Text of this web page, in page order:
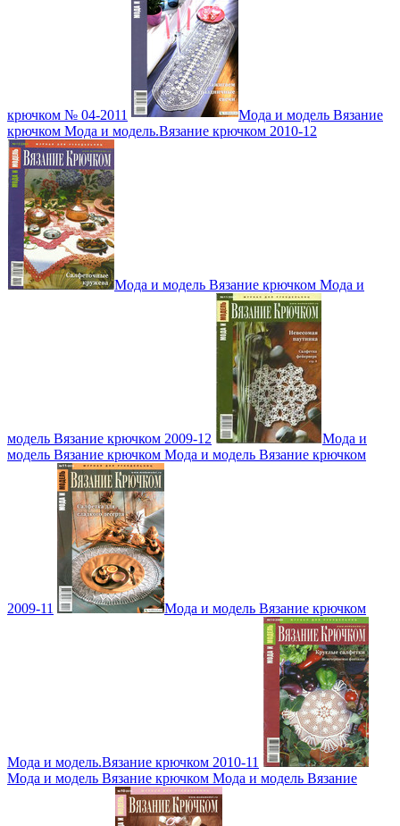
крючком № 04-2011
Мода и модель Вязание
крючком Мода и модель.Вязание крючком 2010-12
Мода и модель Вязание крючком Мода и
модель Вязание крючком 2009-12
Мода и
модель Вязание крючком Мода и модель Вязание крючком
2009-11 Мода и модель Вязание крючком
Мода и модель.Вязание крючком 2010-11
Мода и модель Вязание крючком Мода и модель Вязание